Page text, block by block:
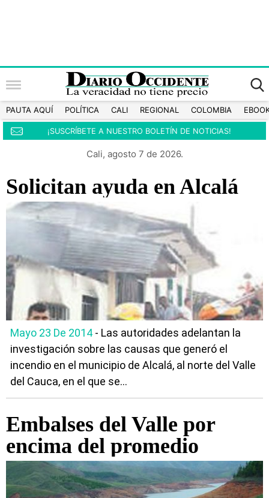
PAUTA AQUÍ POLÍTICA CALI REGIONAL COLOMBIA
¡SUSCRÍBETE A NUESTRO BOLETÍN DE NOTICIAS!
Cali, agosto 7 de 2026.
Solicitan ayuda en Alcalá
Mayo 23 De 2014 - Las autoridades adelantan la
investigación sobre las causas que generó el
incendio en el municipio de Alcalá, al norte del Valle
del Cauca, en el que se...
Embalses del Valle por
encima del promedio